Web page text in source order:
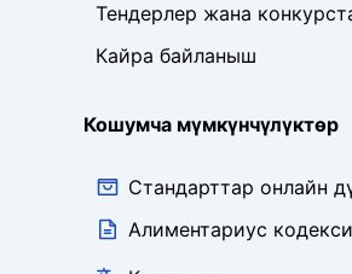
Кошумча мүмкүнчүлүктөр
Тендерлер жана
Кайра байланыш
Стандарттар онлайн
Алиментариус кодекси